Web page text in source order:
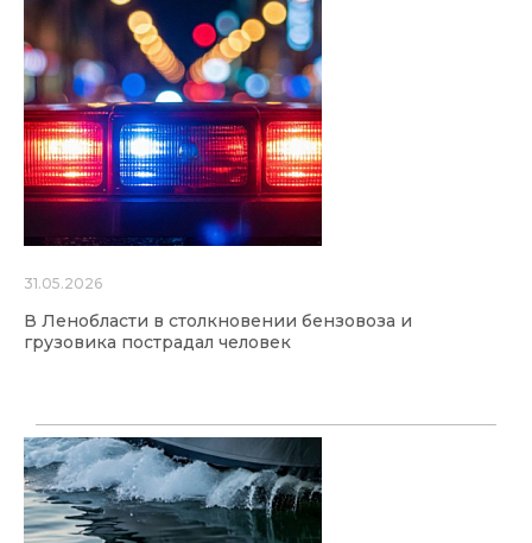
31.05.2026
В Ленобласти в столкновении бензовоза и
грузовика пострадал человек